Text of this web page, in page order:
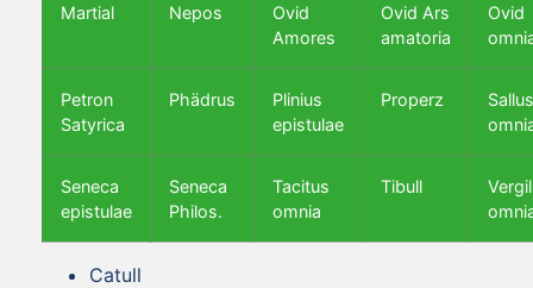
Martial Nepos
Ovid
Amores
Ovid Ars
amatoria
Ovid
Petron
Satyrica
Phädrus
Plinius
epistulae
Properz
Seneca
epistulae
Seneca
Philos.
Tacitus
omnia
Tibull
Vergil
Catull